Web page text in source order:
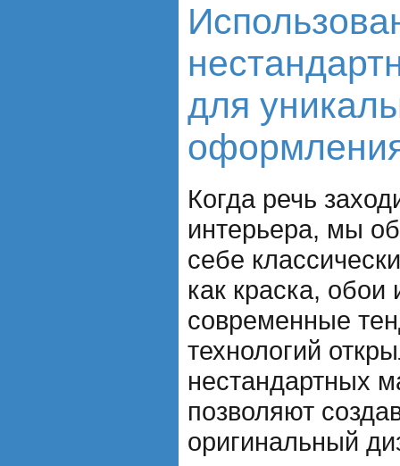
для
Когда речь
интерьера, мы
себе
как краска,
современные
технологий
нестандартных
позволяют
оригинальный